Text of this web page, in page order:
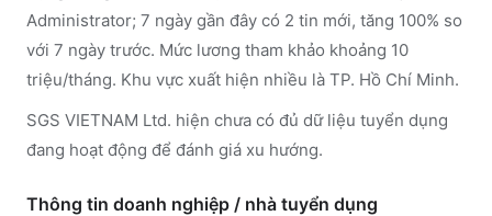
Administrator; 7 ngày gần đây có 2 tin mới, tăng 100% so
với 7 ngày trước. Mức lương tham khảo khoảng 10
triệu/tháng. Khu vực xuất hiện nhiều là TP. Hồ Chí Minh.
SGS VIETNAM Ltd. hiện chưa có đủ dữ liệu tuyển dụng
đang hoạt động để đánh giá xu hướng.
Thông tin doanh nghiệp / nhà tuyển dụng